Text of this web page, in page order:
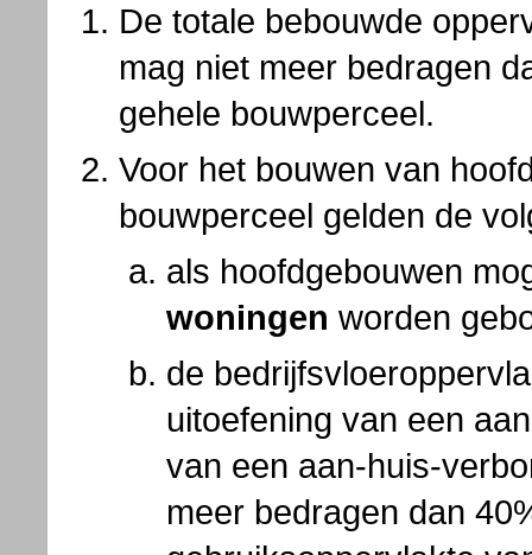
De totale bebouwde
mag niet meer bedragen
gehele bouwperceel.
Voor het bouwen van
bouwperceel gelden de
als hoofdgebouwen
woningen worden
de
uitoefening van een
van een aan-huis-
meer bedragen dan